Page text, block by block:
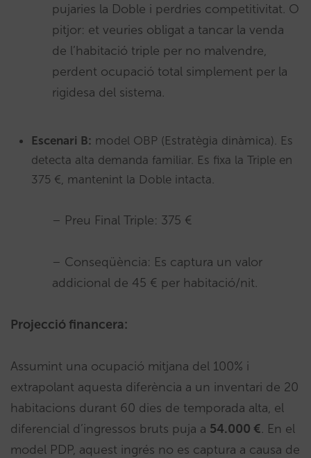
pujaries la Doble i perdries competitivitat. O
pitjor: et veuries obligat a tancar la venda
de l’habitació triple per no malvendre,
perdent ocupació total simplement per la
rigidesa del sistema.
Escenari B: model OBP (Estratègia dinàmica). Es
detecta alta demanda familiar. Es fixa la Triple en
375 €, mantenint la Doble intacta.
– Preu Final Triple: 375 €
– Conseqüència: Es captura un valor
addicional de 45 € per habitació/nit.
Projecció financera:
Assumint una ocupació mitjana del 100% i
extrapolant aquesta diferència a un inventari de 20
habitacions durant 60 dies de temporada alta, el
diferencial d’ingressos bruts puja a 54.000 €. En el
model PDP, aquest ingrés no es captura a causa de